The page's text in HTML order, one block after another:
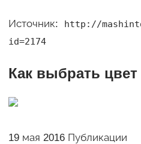
Источник:
http://
id=2174
Как выбрать
19 мая 2016 Публикации